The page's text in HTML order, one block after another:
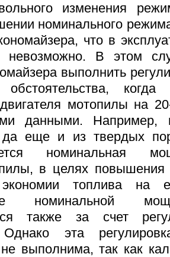
изменения
номинального
что в
невозможно. В этом
выполнить
когда
мотопилы на
данными. Например,
да еще и из твердых
номинальная
в целях повышения
топлива на
номинальной
также за счет
эта
выполнима, так как